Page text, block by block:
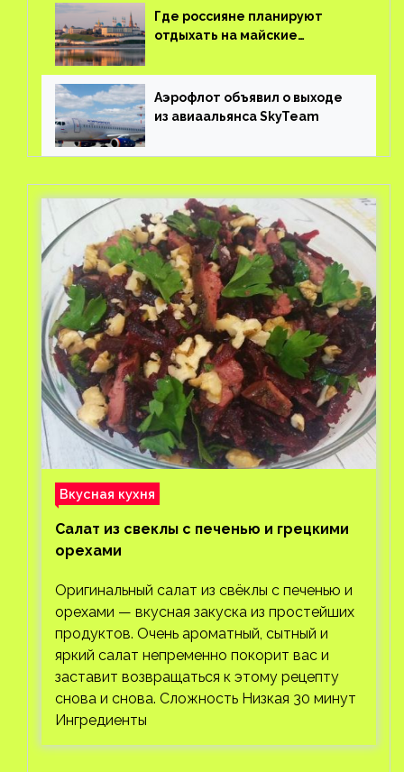
Где россияне планируют
отдыхать на майские
Аэрофлот объявил о выходе
из авиаальянса SkyTeam
Вкусная кухня
Салат из свеклы с печенью и грецкими
орехами
Оригинальный салат из свёклы с печенью и
орехами — вкусная закуска из простейших
продуктов. Очень ароматный, сытный и
яркий салат непременно покорит вас и
заставит возвращаться к этому рецепту
снова и снова. Сложность Низкая 30 минут
Ингредиенты